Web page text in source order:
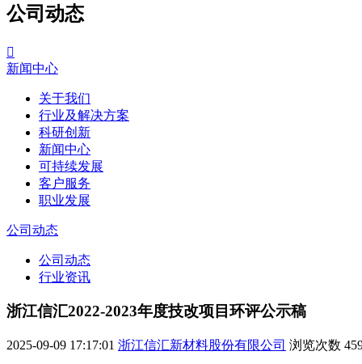
公司动态

新闻中心
关于我们
行业及解决方案
科研创新
新闻中心
可持续发展
客户服务
职业发展
公司动态
公司动态
行业资讯
浙江信汇2022-2023年度技改项目环评公示稿
2025-09-09 17:17:01 浙江信汇新材料股份有限公司 浏览次数